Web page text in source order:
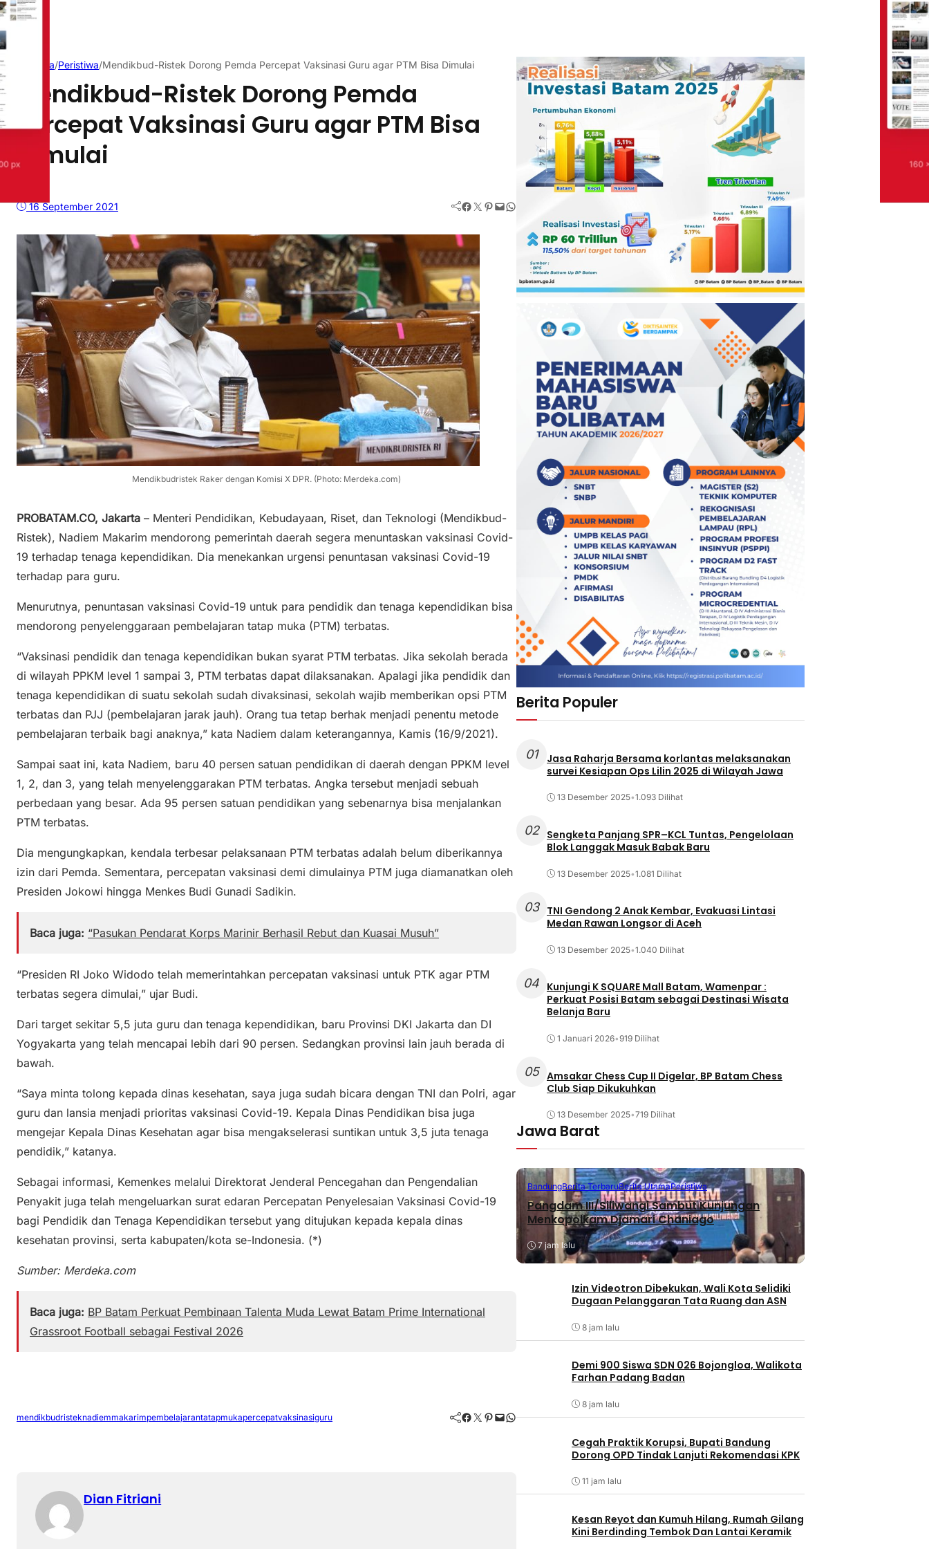
Beranda/Peristiwa/Mendikbud-Ristek Dorong Pemda Percepat Vaksinasi Guru agar PTM Bisa Dimulai
Mendikbud-Ristek Dorong Pemda
Percepat Vaksinasi Guru agar PTM Bisa
Dimulai
16 September 2021 Facebook Twitter Pinterest Mail WhatsApp
Mendikbudristek Raker dengan Komisi X DPR. (Photo: Merdeka.com)
PROBATAM.CO, Jakarta – Menteri Pendidikan, Kebudayaan, Riset, dan Teknologi (Mendikbud-
Ristek), Nadiem Makarim mendorong pemerintah daerah segera menuntaskan vaksinasi Covid-
19 terhadap tenaga kependidikan. Dia menekankan urgensi penuntasan vaksinasi Covid-19
terhadap para guru.
Menurutnya, penuntasan vaksinasi Covid-19 untuk para pendidik dan tenaga kependidikan bisa
mendorong penyelenggaraan pembelajaran tatap muka (PTM) terbatas.
“Vaksinasi pendidik dan tenaga kependidikan bukan syarat PTM terbatas. Jika sekolah berada
di wilayah PPKM level 1 sampai 3, PTM terbatas dapat dilaksanakan. Apalagi jika pendidik dan
tenaga kependidikan di suatu sekolah sudah divaksinasi, sekolah wajib memberikan opsi PTM
terbatas dan PJJ (pembelajaran jarak jauh). Orang tua tetap berhak menjadi penentu metode
pembelajaran terbaik bagi anaknya,” kata Nadiem dalam keterangannya, Kamis (16/9/2021).
Sampai saat ini, kata Nadiem, baru 40 persen satuan pendidikan di daerah dengan PPKM level
1, 2, dan 3, yang telah menyelenggarakan PTM terbatas. Angka tersebut menjadi sebuah
perbedaan yang besar. Ada 95 persen satuan pendidikan yang sebenarnya bisa menjalankan
PTM terbatas.
Dia mengungkapkan, kendala terbesar pelaksanaan PTM terbatas adalah belum diberikannya
izin dari Pemda. Sementara, percepatan vaksinasi demi dimulainya PTM juga diamanatkan oleh
Presiden Jokowi hingga Menkes Budi Gunadi Sadikin.
Baca juga: “Pasukan Pendarat Korps Marinir Berhasil Rebut dan Kuasai Musuh”
“Presiden RI Joko Widodo telah memerintahkan percepatan vaksinasi untuk PTK agar PTM
terbatas segera dimulai,” ujar Budi.
Dari target sekitar 5,5 juta guru dan tenaga kependidikan, baru Provinsi DKI Jakarta dan DI
Yogyakarta yang telah mencapai lebih dari 90 persen. Sedangkan provinsi lain jauh berada di
bawah.
“Saya minta tolong kepada dinas kesehatan, saya juga sudah bicara dengan TNI dan Polri, agar
guru dan lansia menjadi prioritas vaksinasi Covid-19. Kepala Dinas Pendidikan bisa juga
mengejar Kepala Dinas Kesehatan agar bisa mengakselerasi suntikan untuk 3,5 juta tenaga
pendidik,” katanya.
Sebagai informasi, Kemenkes melalui Direktorat Jenderal Pencegahan dan Pengendalian
Penyakit juga telah mengeluarkan surat edaran Percepatan Penyelesaian Vaksinasi Covid-19
bagi Pendidik dan Tenaga Kependidikan tersebut yang ditujukan kepada kepala dinas
kesehatan provinsi, serta kabupaten/kota se-Indonesia. (*)
Sumber: Merdeka.com
Baca juga: BP Batam Perkuat Pembinaan Talenta Muda Lewat Batam Prime International
Grassroot Football sebagai Festival 2026
mendikbudristeknadiemmakarimpembelajarantatapmukapercepatvaksinasiguru Facebook Twitter Pinterest Mail WhatsApp
Dian Fitriani
Berita Populer
01
Jasa Raharja Bersama korlantas melaksanakan
survei Kesiapan Ops Lilin 2025 di Wilayah Jawa
13 Desember 2025•1.093 Dilihat
02
Sengketa Panjang SPR–KCL Tuntas, Pengelolaan
Blok Langgak Masuk Babak Baru
13 Desember 2025•1.081 Dilihat
03
TNI Gendong 2 Anak Kembar, Evakuasi Lintasi
Medan Rawan Longsor di Aceh
13 Desember 2025•1.040 Dilihat
04 Kunjungi K SQUARE Mall Batam, Wamenpar :
Perkuat Posisi Batam sebagai Destinasi Wisata
Belanja Baru
1 Januari 2026•919 Dilihat
05 Amsakar Chess Cup II Digelar, BP Batam Chess
Club Siap Dikukuhkan
13 Desember 2025•719 Dilihat
Jawa Barat
BandungBerita TerbaruBerita UtamaPeristiwa
Pangdam III/Siliwangi Sambut Kunjungan
Menkopolkam Djamari Chaniago
7 jam lalu
Izin Videotron Dibekukan, Wali Kota Selidiki
Dugaan Pelanggaran Tata Ruang dan ASN
8 jam lalu
Demi 900 Siswa SDN 026 Bojongloa, Walikota
Farhan Padang Badan
8 jam lalu
Cegah Praktik Korupsi, Bupati Bandung
Dorong OPD Tindak Lanjuti Rekomendasi KPK
11 jam lalu
Kesan Reyot dan Kumuh Hilang, Rumah Gilang
Kini Berdinding Tembok Dan Lantai Keramik